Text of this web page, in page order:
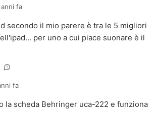
anni fa
secondo il mio parere è tra le 5 migliori
per uno a cui piace suonare è il
fa
la scheda Behringer uca-222 e funziona